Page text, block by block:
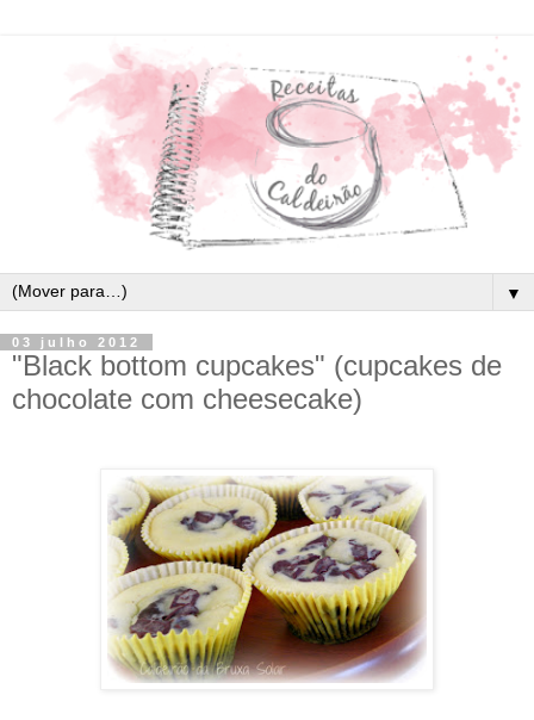
▼
03 julho 2012
"Black bottom cupcakes" (cupcakes de
chocolate com cheesecake)